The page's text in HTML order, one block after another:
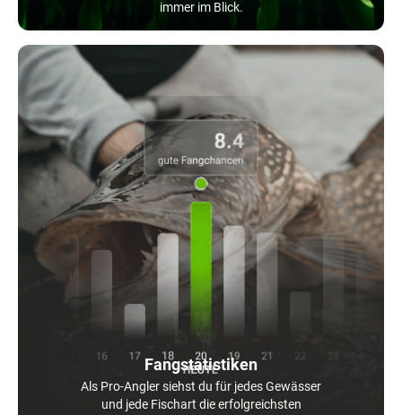
immer im Blick.
Fangstatistiken
Als Pro-Angler siehst du für jedes Gewässer
und jede Fischart die erfolgreichsten